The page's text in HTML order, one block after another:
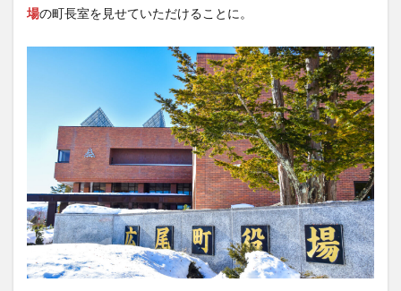
場の町長室を見せていただけることに。